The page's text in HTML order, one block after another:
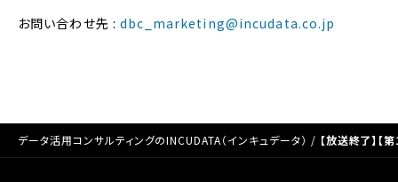
お問い合わせ先 :dbc_marketing@incudata.co.jp
データ活用コンサルティングのINCUDATA（インキュデータ） / 【放送終了】